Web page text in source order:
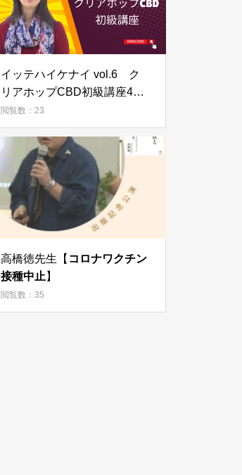
イッテハイケナイ vol.6 ク
リアホップCBD初級講座4
上古眞理医師
閲覧数：23
高橋徳先生【 コロナワクチン
接種中止 】
閲覧数：35